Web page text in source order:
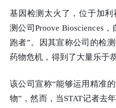
基因检测太火了，位于加
测公司Proove Biosciences
跑者”。因其宣称公司的检
药物危机，得到了大量乐于
该公司宣称“能够运用精准
物”，然而，当STAT记者去